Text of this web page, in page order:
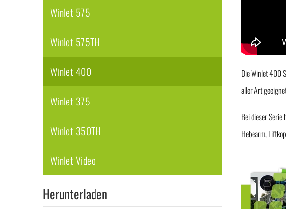
Die Winlet 400
aller Art
Bei dieser
Hebearm,
Winlet 575
Winlet 575TH
Winlet 400
Winlet 375
Winlet 350TH
Winlet Video
Herunterladen